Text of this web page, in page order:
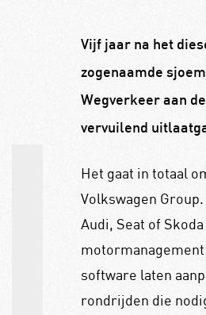
Vijf jaar na het
zogenaamde
Wegverkeer aan
vervuilend
Het gaat in totaal
Volkswagen
Audi, Seat of
software laten
rondrijden die